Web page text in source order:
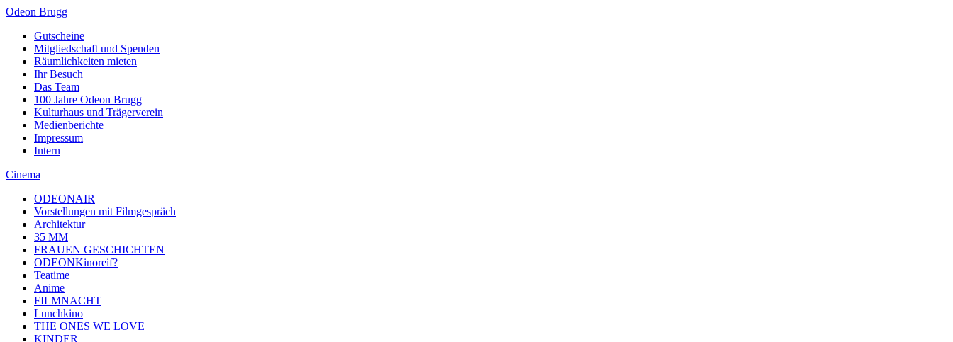
Odeon Brugg
Gutscheine
Mitgliedschaft und Spenden
Räumlichkeiten mieten
Ihr Besuch
Das Team
100 Jahre Odeon Brugg
Kulturhaus und Trägerverein
Medienberichte
Impressum
Intern
Cinema
ODEONAIR
Vorstellungen mit Filmgespräch
Architektur
35 MM
FRAUEN GESCHICHTEN
ODEONKinoreif?
Teatime
Anime
FILMNACHT
Lunchkino
THE ONES WE LOVE
KINDER